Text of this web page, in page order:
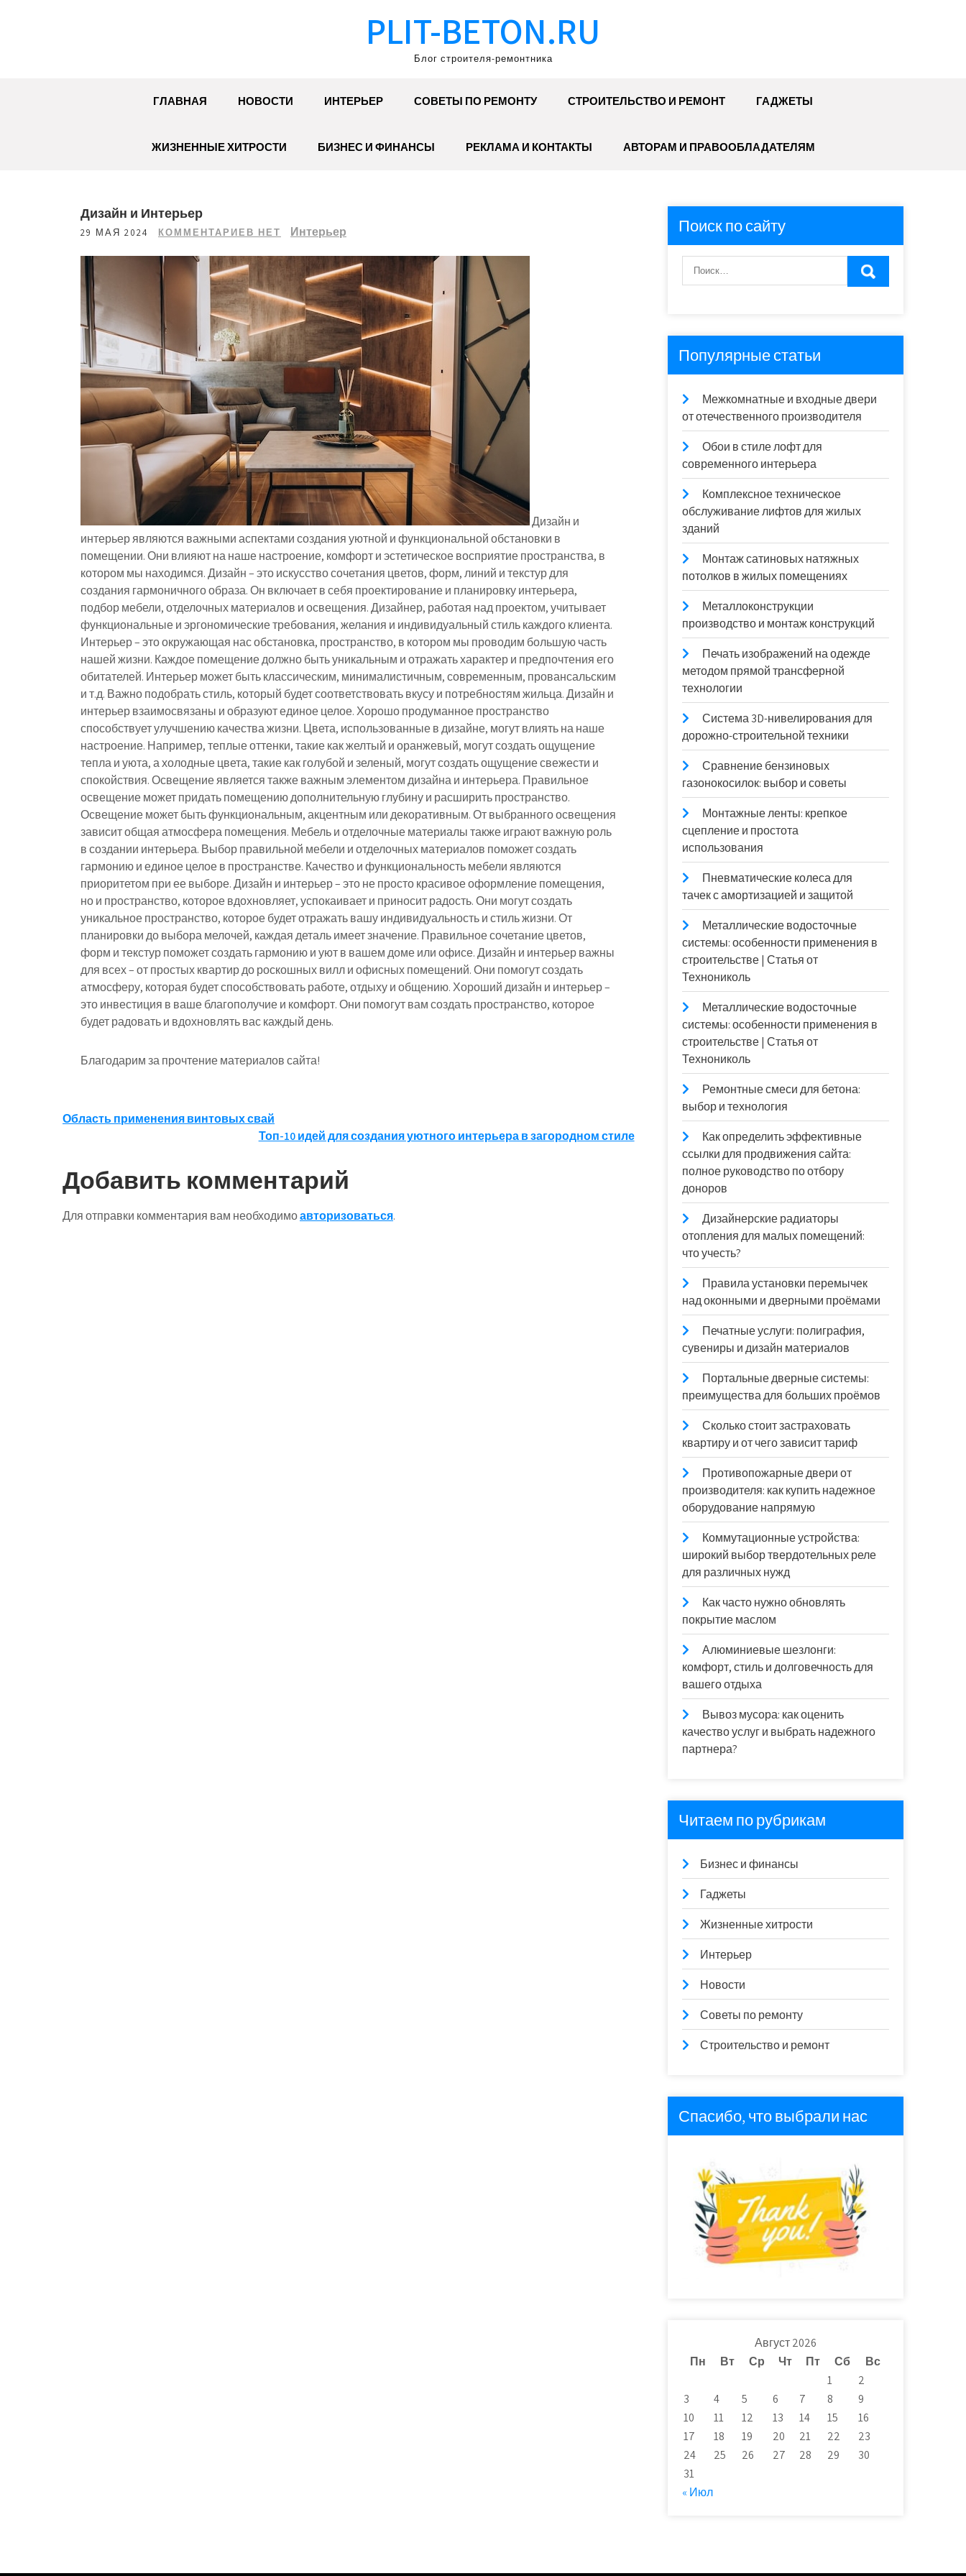
PLIT-BETON.RU
Блог строителя-ремонтника
ГЛАВНАЯ НОВОСТИ ИНТЕРЬЕР СОВЕТЫ ПО РЕМОНТУ СТРОИТЕЛЬСТВО И РЕМОНТ ГАДЖЕТЫ
ЖИЗНЕННЫЕ ХИТРОСТИ БИЗНЕС И ФИНАНСЫ РЕКЛАМА И КОНТАКТЫ АВТОРАМ И ПРАВООБЛАДАТЕЛЯМ
Дизайн и Интерьер
29 МАЯ 2024 КОММЕНТАРИЕВ НЕТ Интерьер
Дизайн и
интерьер являются важными аспектами создания уютной и функциональной обстановки в
помещении. Они влияют на наше настроение, комфорт и эстетическое восприятие пространства, в
котором мы находимся. Дизайн – это искусство сочетания цветов, форм, линий и текстур для
создания гармоничного образа. Он включает в себя проектирование и планировку интерьера,
подбор мебели, отделочных материалов и освещения. Дизайнер, работая над проектом, учитывает
функциональные и эргономические требования, желания и индивидуальный стиль каждого клиента.
Интерьер – это окружающая нас обстановка, пространство, в котором мы проводим большую часть
нашей жизни. Каждое помещение должно быть уникальным и отражать характер и предпочтения его
обитателей. Интерьер может быть классическим, минималистичным, современным, провансальским
и т.д. Важно подобрать стиль, который будет соответствовать вкусу и потребностям жильца. Дизайн и
интерьер взаимосвязаны и образуют единое целое. Хорошо продуманное пространство
способствует улучшению качества жизни. Цвета, использованные в дизайне, могут влиять на наше
настроение. Например, теплые оттенки, такие как желтый и оранжевый, могут создать ощущение
тепла и уюта, а холодные цвета, такие как голубой и зеленый, могут создать ощущение свежести и
спокойствия. Освещение является также важным элементом дизайна и интерьера. Правильное
освещение может придать помещению дополнительную глубину и расширить пространство.
Освещение может быть функциональным, акцентным или декоративным. От выбранного освещения
зависит общая атмосфера помещения. Мебель и отделочные материалы также играют важную роль
в создании интерьера. Выбор правильной мебели и отделочных материалов поможет создать
гармонию и единое целое в пространстве. Качество и функциональность мебели являются
приоритетом при ее выборе. Дизайн и интерьер – это не просто красивое оформление помещения,
но и пространство, которое вдохновляет, успокаивает и приносит радость. Они могут создать
уникальное пространство, которое будет отражать вашу индивидуальность и стиль жизни. От
планировки до выбора мелочей, каждая деталь имеет значение. Правильное сочетание цветов,
форм и текстур поможет создать гармонию и уют в вашем доме или офисе. Дизайн и интерьер важны
для всех – от простых квартир до роскошных вилл и офисных помещений. Они помогут создать
атмосферу, которая будет способствовать работе, отдыху и общению. Хороший дизайн и интерьер –
это инвестиция в ваше благополучие и комфорт. Они помогут вам создать пространство, которое
будет радовать и вдохновлять вас каждый день.
Благодарим за прочтение материалов сайта!
Навигация
записям
Область применения винтовых свай
Топ-10 идей для создания уютного интерьера в загородном стиле
Добавить комментарий
Для отправки комментария вам необходимоавторизоваться.
Поиск по сайту
Популярные статьи
Межкомнатные и входные двери
от отечественного производителя
Обои в стиле лофт для
современного интерьера
Комплексное техническое
обслуживание лифтов для жилых
зданий
Монтаж сатиновых натяжных
потолков в жилых помещениях
Металлоконструкции
производство и монтаж конструкций
Печать изображений на одежде
методом прямой трансферной
технологии
Система 3D-нивелирования для
дорожно-строительной техники
Сравнение бензиновых
газонокосилок: выбор и советы
Монтажные ленты: крепкое
сцепление и простота
использования
Пневматические колеса для
тачек с амортизацией и защитой
Металлические водосточные
системы: особенности применения в
строительстве | Статья от
Технониколь
Металлические водосточные
системы: особенности применения в
строительстве | Статья от
Технониколь
Ремонтные смеси для бетона:
выбор и технология
Как определить эффективные
ссылки для продвижения сайта:
полное руководство по отбору
доноров
Дизайнерские радиаторы
отопления для малых помещений:
что учесть?
Правила установки перемычек
над оконными и дверными проёмами
Печатные услуги: полиграфия,
сувениры и дизайн материалов
Портальные дверные системы:
преимущества для больших проёмов
Сколько стоит застраховать
квартиру и от чего зависит тариф
Противопожарные двери от
производителя: как купить надежное
оборудование напрямую
Коммутационные устройства:
широкий выбор твердотельных реле
для различных нужд
Как часто нужно обновлять
покрытие маслом
Алюминиевые шезлонги:
комфорт, стиль и долговечность для
вашего отдыха
Вывоз мусора: как оценить
качество услуг и выбрать надежного
партнера?
Читаем по рубрикам
Бизнес и финансы
Гаджеты
Жизненные хитрости
Интерьер
Новости
Советы по ремонту
Строительство и ремонт
Спасибо, что выбрали нас
Август 2026
Пн
Вт Ср Чт Пт Сб
Вс
1
2
3
4 5 6 7 8
9
10
11 12 13 14 15
16
17
18 19 20 21 22
23
24
25 26 27 28 29
30
31
« Июл